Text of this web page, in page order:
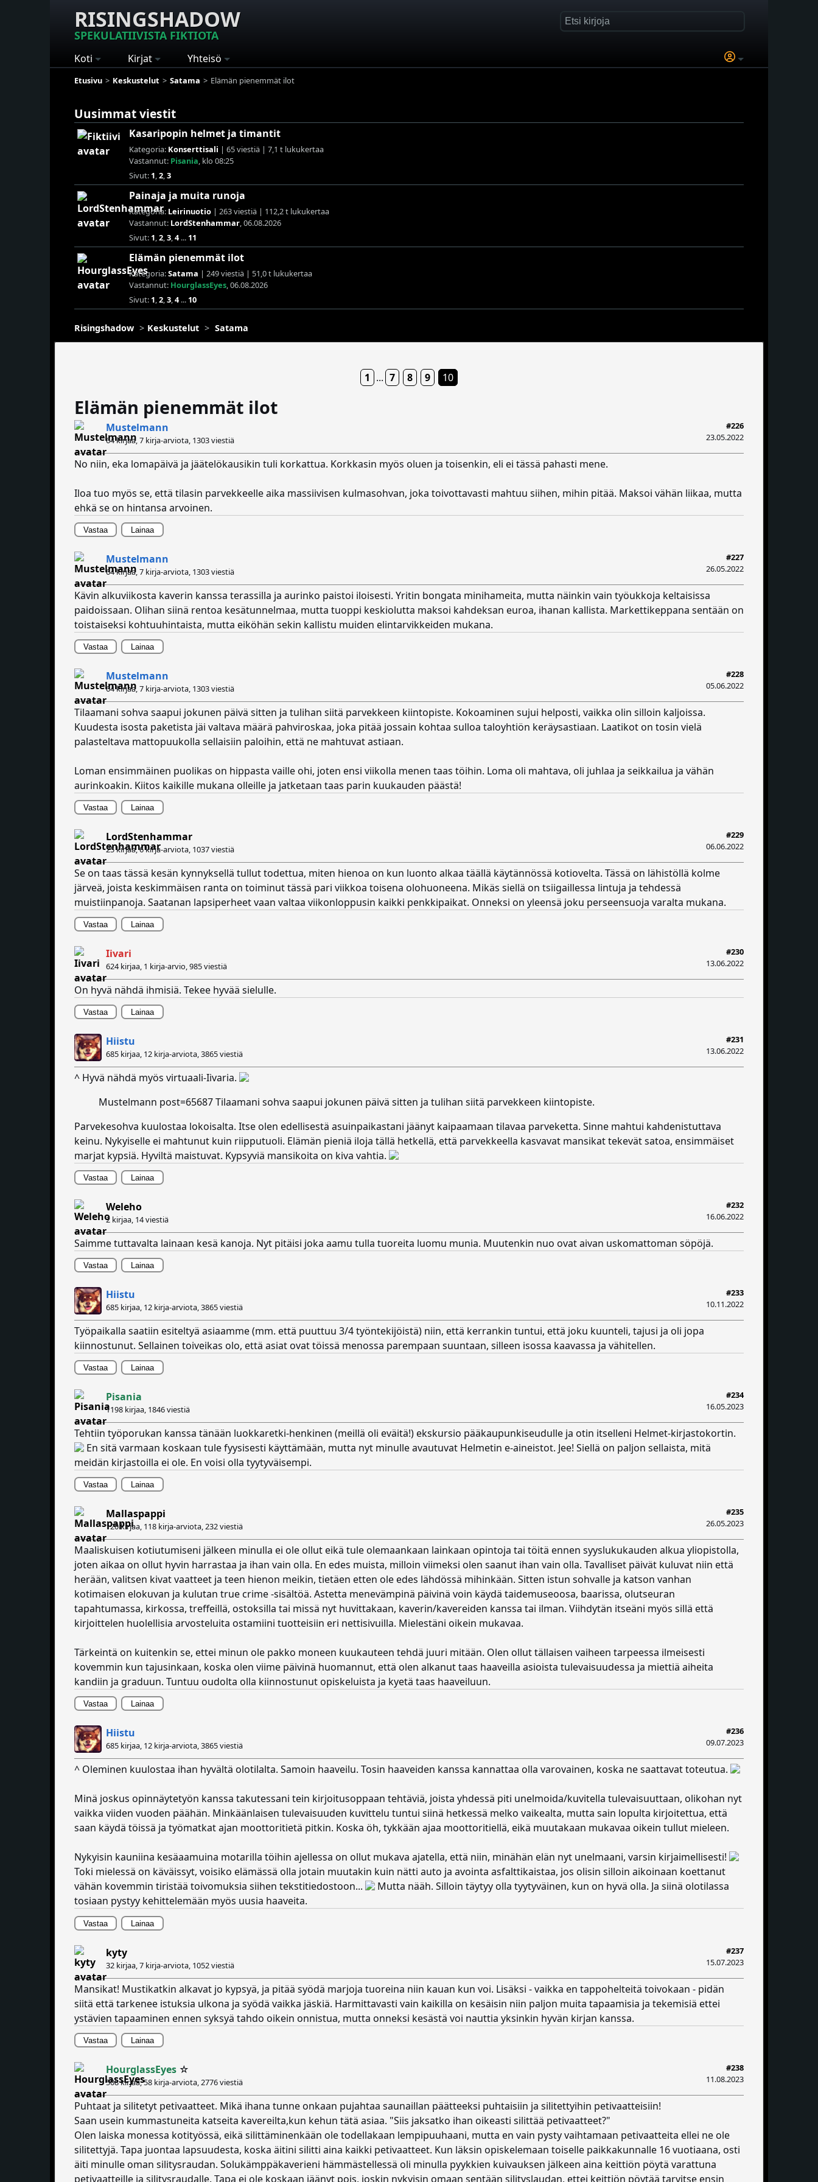
RISINGSHADOW
SPEKULATIIVISTA FIKTIOTA
Koti Kirjat Yhteisö
Etusivu Keskustelut Satama Elämän pienemmät ilot
Uusimmat viestit
Kasaripopin helmet ja timantit
Kategoria: Konserttisali | 65 viestiä | 7,1 t lukukertaa
Vastannut: Pisania , klo 08:25
Sivut: 1 2 3
Painaja ja muita runoja
Kategoria: Leirinuotio | 263 viestiä | 112,2 t lukukertaa
Vastannut: LordStenhammar , 06.08.2026
Sivut: 1 2 3 4... 11
Elämän pienemmät ilot
Kategoria:Satama | 249 viestiä | 51,0 t lukukertaa
Vastannut: HourglassEyes , 06.08.2026
Sivut: 1 2 3 4... 10
Risingshadow Keskustelut Satama
1 ... 7 8 9 10
Elämän pienemmät ilot
#226
23.05.2022
Mustelmann
64 kirjaa, 7 kirja-arviota, 1303 viestiä
No niin, eka lomapäivä ja jäätelökausikin tuli korkattua. Korkkasin myös oluen ja toisenkin, eli ei tässä pahasti mene.
Iloa tuo myös se, että tilasin parvekkeelle aika massiivisen kulmasohvan, joka toivottavasti mahtuu siihen, mihin pitää. Maksoi vähän liikaa, mutta
ehkä se on hintansa arvoinen.
Vastaa Lainaa
#227
26.05.2022
Mustelmann
64 kirjaa, 7 kirja-arviota, 1303 viestiä
Kävin alkuviikosta kaverin kanssa terassilla ja aurinko paistoi iloisesti. Yritin bongata minihameita, mutta näinkin vain työukkoja keltaisissa
paidoissaan. Olihan siinä rentoa kesätunnelmaa, mutta tuoppi keskiolutta maksoi kahdeksan euroa, ihanan kallista. Markettikeppana sentään on
toistaiseksi kohtuuhintaista, mutta eiköhän sekin kallistu muiden elintarvikkeiden mukana.
Vastaa Lainaa
#228
05.06.2022
Mustelmann
64 kirjaa, 7 kirja-arviota, 1303 viestiä
Tilaamani sohva saapui jokunen päivä sitten ja tulihan siitä parvekkeen kiintopiste. Kokoaminen sujui helposti, vaikka olin silloin kaljoissa.
Kuudesta isosta paketista jäi valtava määrä pahviroskaa, joka pitää jossain kohtaa sulloa taloyhtiön keräysastiaan. Laatikot on tosin vielä
palasteltava mattopuukolla sellaisiin paloihin, että ne mahtuvat astiaan.
Loman ensimmäinen puolikas on hippasta vaille ohi, joten ensi viikolla menen taas töihin. Loma oli mahtava, oli juhlaa ja seikkailua ja vähän
aurinkoakin. Kiitos kaikille mukana olleille ja jatketaan taas parin kuukauden päästä!
Vastaa Lainaa
#229
06.06.2022
LordStenhammar
25 kirjaa, 6 kirja-arviota, 1037 viestiä
Se on taas tässä kesän kynnyksellä tullut todettua, miten hienoa on kun luonto alkaa täällä käytännössä kotiovelta. Tässä on lähistöllä kolme
järveä, joista keskimmäisen ranta on toiminut tässä pari viikkoa toisena olohuoneena. Mikäs siellä on tsiigaillessa lintuja ja tehdessä
muistiinpanoja. Saatanan lapsiperheet vaan valtaa viikonloppusin kaikki penkkipaikat. Onneksi on yleensä joku perseensuoja varalta mukana.
Vastaa Lainaa
#230
13.06.2022
Iivari
624 kirjaa, 1 kirja-arvio, 985 viestiä
On hyvä nähdä ihmisiä. Tekee hyvää sielulle.
Vastaa Lainaa
#231
13.06.2022
Hiistu
685 kirjaa, 12 kirja-arviota, 3865 viestiä
^ Hyvä nähdä myös virtuaali-Iivaria.
Mustelmann post=65687 Tilaamani sohva saapui jokunen päivä sitten ja tulihan siitä parvekkeen kiintopiste.
Parvekesohva kuulostaa lokoisalta. Itse olen edellisestä asuinpaikastani jäänyt kaipaamaan tilavaa parveketta. Sinne mahtui kahdenistuttava
keinu. Nykyiselle ei mahtunut kuin riipputuoli. Elämän pieniä iloja tällä hetkellä, että parvekkeella kasvavat mansikat tekevät satoa, ensimmäiset
marjat kypsiä. Hyviltä maistuvat. Kypsyviä mansikoita on kiva vahtia.
Vastaa Lainaa
#232
16.06.2022
Weleho
2 kirjaa, 14 viestiä
Saimme tuttavalta lainaan kesä kanoja. Nyt pitäisi joka aamu tulla tuoreita luomu munia. Muutenkin nuo ovat aivan uskomattoman söpöjä.
Vastaa Lainaa
#233
10.11.2022
Hiistu
685 kirjaa, 12 kirja-arviota, 3865 viestiä
Työpaikalla saatiin esiteltyä asiaamme (mm. että puuttuu 3/4 työntekijöistä) niin, että kerrankin tuntui, että joku kuunteli, tajusi ja oli jopa
kiinnostunut. Sellainen toiveikas olo, että asiat ovat töissä menossa parempaan suuntaan, silleen isossa kaavassa ja vähitellen.
Vastaa Lainaa
#234
16.05.2023
Pisania
1198 kirjaa, 1846 viestiä
Tehtiin työporukan kanssa tänään luokkaretki-henkinen (meillä oli eväitä!) ekskursio pääkaupunkiseudulle ja otin itselleni Helmet-kirjastokortin.
En sitä varmaan koskaan tule fyysisesti käyttämään, mutta nyt minulle avautuvat Helmetin e-aineistot. Jee! Siellä on paljon sellaista, mitä
meidän kirjastoilla ei ole. En voisi olla tyytyväisempi.
Vastaa Lainaa
#235
26.05.2023
Mallaspappi
120 kirjaa, 118 kirja-arviota, 232 viestiä
Maaliskuisen kotiutumiseni jälkeen minulla ei ole ollut eikä tule olemaankaan lainkaan opintoja tai töitä ennen syyslukukauden alkua yliopistolla,
joten aikaa on ollut hyvin harrastaa ja ihan vain olla. En edes muista, milloin viimeksi olen saanut ihan vain olla. Tavalliset päivät kuluvat niin että
herään, valitsen kivat vaatteet ja teen hienon meikin, tietäen etten ole edes lähdössä mihinkään. Sitten istun sohvalle ja katson vanhan
kotimaisen elokuvan ja kulutan true crime -sisältöä. Astetta menevämpinä päivinä voin käydä taidemuseoosa, baarissa, olutseuran
tapahtumassa, kirkossa, treffeillä, ostoksilla tai missä nyt huvittakaan, kaverin/kavereiden kanssa tai ilman. Viihdytän itseäni myös sillä että
kirjoittelen huolellisia arvosteluita ostamiini tuotteisiin eri nettisivuilla. Mielestäni oikein mukavaa.
Tärkeintä on kuitenkin se, ettei minun ole pakko moneen kuukauteen tehdä juuri mitään. Olen ollut tällaisen vaiheen tarpeessa ilmeisesti
kovemmin kun tajusinkaan, koska olen viime päivinä huomannut, että olen alkanut taas haaveilla asioista tulevaisuudessa ja miettiä aiheita
kandiin ja graduun. Tuntuu oudolta olla kiinnostunut opiskeluista ja kyetä taas haaveiluun.
Vastaa Lainaa
#236
09.07.2023
Hiistu
685 kirjaa, 12 kirja-arviota, 3865 viestiä
^ Oleminen kuulostaa ihan hyvältä olotilalta. Samoin haaveilu. Tosin haaveiden kanssa kannattaa olla varovainen, koska ne saattavat toteutua.
Minä joskus opinnäytetyön kanssa takutessani tein kirjoitusoppaan tehtäviä, joista yhdessä piti unelmoida/kuvitella tulevaisuuttaan, olikohan nyt
vaikka viiden vuoden päähän. Minkäänlaisen tulevaisuuden kuvittelu tuntui siinä hetkessä melko vaikealta, mutta sain lopulta kirjoitettua, että
saan käydä töissä ja työmatkat ajan moottoritietä pitkin. Koska öh, tykkään ajaa moottoritiellä, eikä muutakaan mukavaa oikein tullut mieleen.
Nykyisin kauniina kesäaamuina motarilla töihin ajellessa on ollut mukava ajatella, että niin, minähän elän nyt unelmaani, varsin kirjaimellisesti!
Toki mielessä on käväissyt, voisiko elämässä olla jotain muutakin kuin nätti auto ja avointa asfalttikaistaa, jos olisin silloin aikoinaan koettanut
vähän kovemmin tiristää toivomuksia siihen tekstitiedostoon...
Mutta nääh. Silloin täytyy olla tyytyväinen, kun on hyvä olla. Ja siinä olotilassa
tosiaan pystyy kehittelemään myös uusia haaveita.
Vastaa Lainaa
#237
15.07.2023
kyty
32 kirjaa, 7 kirja-arviota, 1052 viestiä
Mansikat! Mustikatkin alkavat jo kypsyä, ja pitää syödä marjoja tuoreina niin kauan kun voi. Lisäksi - vaikka en tappohelteitä toivokaan - pidän
siitä että tarkenee istuksia ulkona ja syödä vaikka jäskiä. Harmittavasti vain kaikilla on kesäisin niin paljon muita tapaamisia ja tekemisiä ettei
ystävien tapaaminen ennen syksyä tahdo oikein onnistua, mutta onneksi kesästä voi nauttia yksinkin hyvän kirjan kanssa.
Vastaa Lainaa
#238
11.08.2023
HourglassEyes ☆
508 kirjaa, 58 kirja-arviota, 2776 viestiä
Puhtaat ja silitetyt petivaatteet. Mikä ihana tunne onkaan pujahtaa saunaillan päätteeksi puhtaisiin ja silitettyihin petivaatteisiin!
Saan usein kummastuneita katseita kavereilta,kun kehun tätä asiaa. "Siis jaksatko ihan oikeasti silittää petivaatteet?"
Olen laiska monessa kotityössä, eikä silittäminenkään ole todellakaan lempipuuhaani, mutta en vain pysty vaihtamaan petivaatteita ellei ne ole
silitettyjä. Tapa juontaa lapsuudesta, koska äitini silitti aina kaikki petivaatteet. Kun läksin opiskelemaan toiselle paikkakunnalle 16 vuotiaana, osti
äiti minulle oman silitysraudan. Solukämppäkaverieni hämmästellessä oli minulla pyykkien kuivauksen jälkeen aina keittiön pöytä varattuna
petivaatteille ja silitysraudalle. Tapa ei ole koskaan jäänyt pois, joskin nykyisin omaan sentään silityslaudan, ettei keittiön pöytää tarvitse ensin